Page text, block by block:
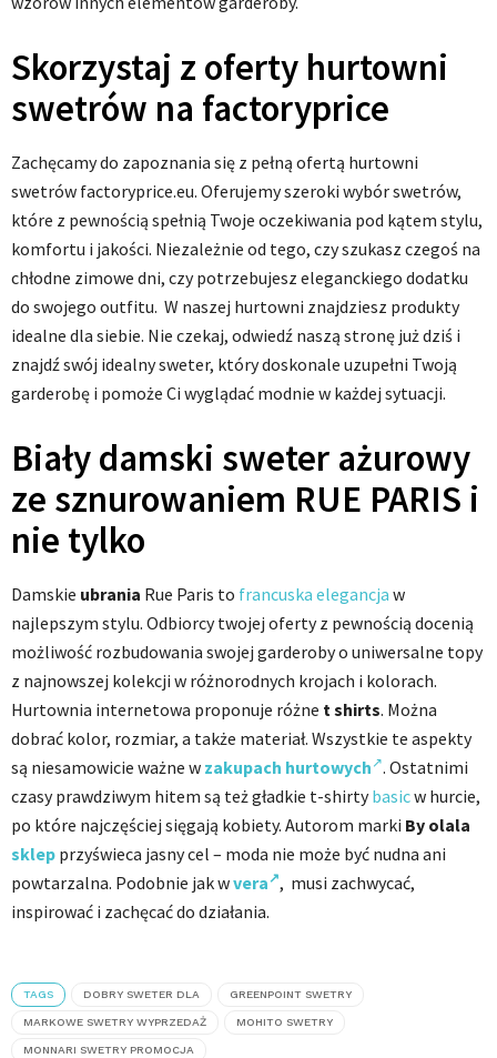
Skorzystaj z oferty hurtowni
swetrów na factoryprice
Zachęcamy do zapoznania się z pełną ofertą hurtowni
swetrów factoryprice.eu. Oferujemy szeroki wybór swetrów,
które z pewnością spełnią Twoje oczekiwania pod kątem stylu,
komfortu i jakości. Niezależnie od tego, czy szukasz czegoś na
chłodne zimowe dni, czy potrzebujesz eleganckiego dodatku
do swojego outfitu. W naszej hurtowni znajdziesz produkty
idealne dla siebie. Nie czekaj, odwiedź naszą stronę już dziś i
znajdź swój idealny sweter, który doskonale uzupełni Twoją
garderobę i pomoże Ci wyglądać modnie w każdej sytuacji.
Biały damski sweter ażurowy
ze sznurowaniem RUE PARIS i
nie tylko
Damskie ubrania Rue Paris to francuska elegancja w
najlepszym stylu. Odbiorcy twojej oferty z pewnością docenią
możliwość rozbudowania swojej garderoby o uniwersalne topy
z najnowszej kolekcji w różnorodnych krojach i kolorach.
Hurtownia internetowa proponuje różne t shirts. Można
dobrać kolor, rozmiar, a także materiał. Wszystkie te aspekty
są niesamowicie ważne w zakupach hurtowych . Ostatnimi
czasy prawdziwym hitem są też gładkie t-shirtybasicw hurcie,
po które najczęściej sięgają kobiety. Autorom marki By olala
sklep przyświeca jasny cel – moda nie może być nudna ani
powtarzalna. Podobnie jak wvera , musi zachwycać,
inspirować i zachęcać do działania.
TAGS DOBRY SWETER DLA GREENPOINT SWETRY
MARKOWE SWETRY WYPRZEDAŻ MOHITO SWETRY
MONNARI SWETRY PROMOCJA